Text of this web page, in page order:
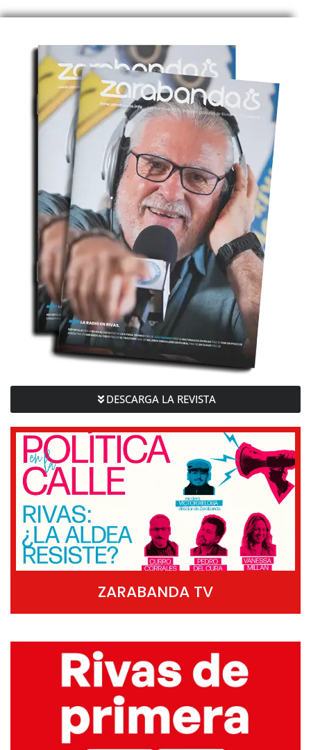
DESCARGA LA REVISTA
ZARABANDA TV